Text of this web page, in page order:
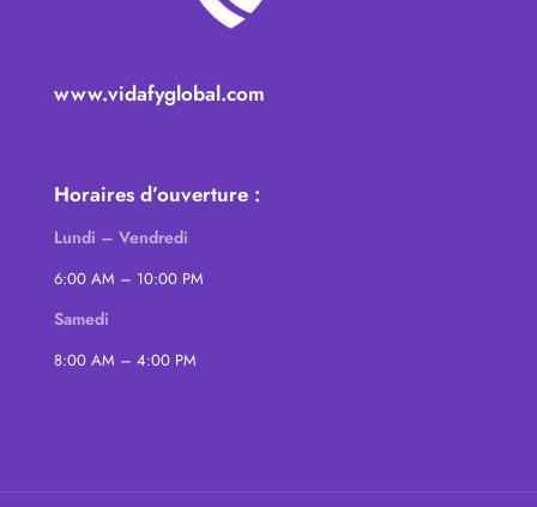
www.vidafyglobal.com
Horaires d’ouverture :
Lundi – Vendredi
6:00 AM – 10:00 PM
Samedi
8:00 AM – 4:00 PM